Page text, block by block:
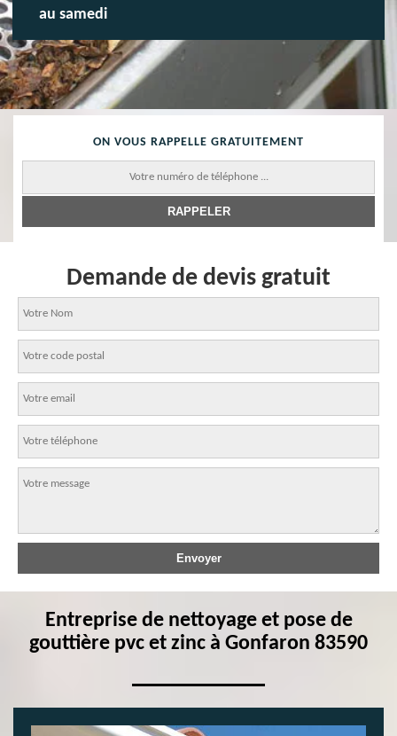
au samedi
ON VOUS RAPPELLE GRATUITEMENT
Demande de devis gratuit
Entreprise de nettoyage et pose de
gouttière pvc et zinc à Gonfaron 83590